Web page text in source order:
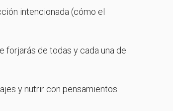
intencionada (cómo el
forjarás de todas y cada una de
y nutrir con pensamientos